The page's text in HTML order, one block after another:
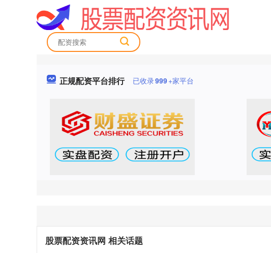
正规配资平台排行 已收录999+家平台
股票配资资讯网 相关话题